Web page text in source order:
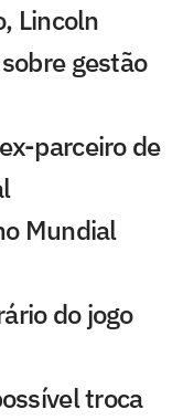
Lincoln
gestão
parceiro de
Mundial
do jogo
troca